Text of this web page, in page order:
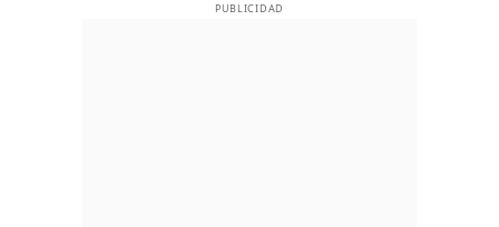
PUBLICIDAD